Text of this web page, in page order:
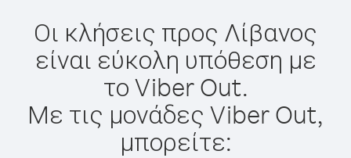
Οι κλήσεις προς Λίβανος
είναι εύκολη υπόθεση με
το Viber Out.
Με τις μονάδες Viber Out,
μπορείτε: